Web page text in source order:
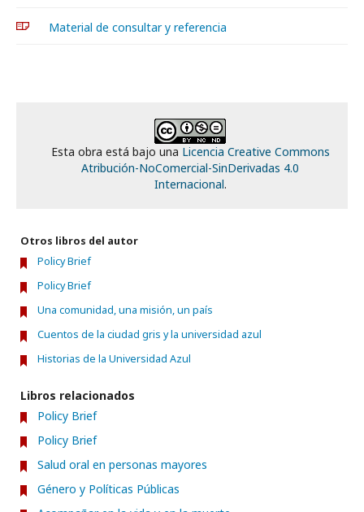
Material de consultar y referencia
Esta obra está bajo una Licencia Creative Commons
Atribución-NoComercial-SinDerivadas 4.0
Internacional.
Otros libros del autor
Policy Brief
Policy Brief
Una comunidad, una misión, un país
Cuentos de la ciudad gris y la universidad azul
Historias de la Universidad Azul
Libros relacionados
Policy Brief
Policy Brief
Salud oral en personas mayores
Género y Políticas Públicas